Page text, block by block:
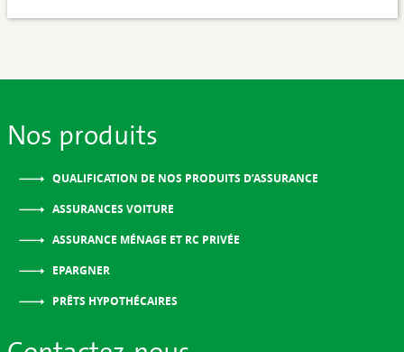
Nos produits
QUALIFICATION DE NOS PRODUITS D’ASSURANCE
ASSURANCES VOITURE
ASSURANCE MÉNAGE ET RC PRIVÉE
EPARGNER
PRÊTS HYPOTHÉCAIRES